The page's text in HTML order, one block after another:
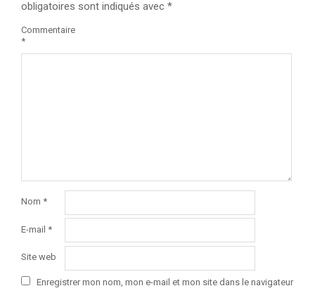
obligatoires sont indiqués avec *
Commentaire
*
Nom *
E-mail *
Site web
Enregistrer mon nom, mon e-mail et mon site dans le navigateur